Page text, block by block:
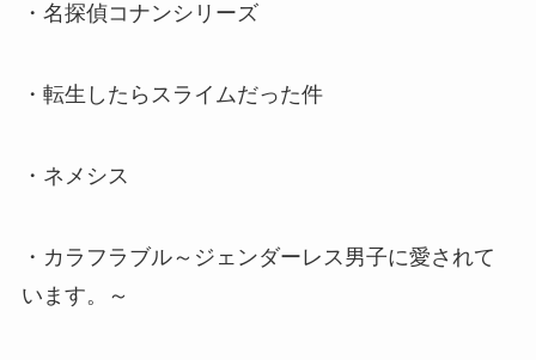
・名探偵コナンシリーズ
・転生したらスライムだった件
・ネメシス
・カラフラブル～ジェンダーレス男子に愛されて
います。～